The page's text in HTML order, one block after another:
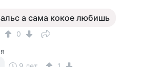
а сама кокое любишь
0